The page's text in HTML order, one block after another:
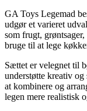
GA Toys Legemad
udgør et varieret
som frugt,
bruge til at lege
Sættet er velegnet til
understøtte kreativ
at kombinere og
legen mere realistisk